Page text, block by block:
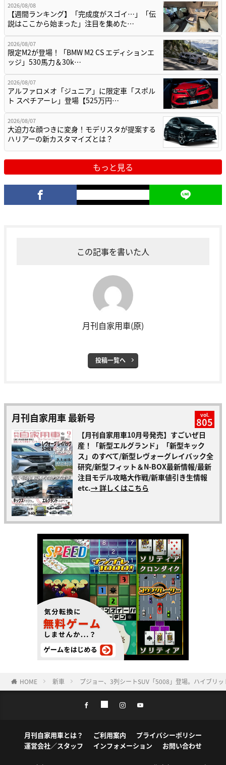
2026/08/08
【週間ランキング】「完成度がスゴイ…」「伝
説はここから始まった」注目を集めた…
2026/08/07
限定M2が登場！「BMW M2 CS エディションエ
ッジ」530馬力＆30k…
2026/08/07
アルファロメオ「ジュニア」に限定車「スポル
ト スペチアーレ」登場【525万円…
2026/08/07
大迫力な顔つきに変身！モデリスタが提案する
ハリアーの新カスタマイズとは？
もっと見る
この記事を書いた人
月刊自家用車(原)
投稿一覧へ
月刊自家用車 最新号 vol.
805
【月刊自家用車10月号発売】すごいぜ日
産！「新型エルグランド」「新型キック
ス」のすべて/新型レヴォーグレイバック全
研究/新型フィット＆N-BOX最新情報/最新
注目モデル攻略大作戦/新車値引き生情報
etc.→ 詳しくはこちら
HOME 新車 プジョー、3列シートSUV「5008」登場。ハイブリ
月刊自家用車とは？ ご利用案内
プライバシーポリシー
運営会社／スタッフ
インフォメーション お問い合わせ